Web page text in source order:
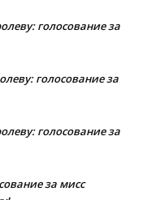
голосование за
голосование за
голосование за
за мисс